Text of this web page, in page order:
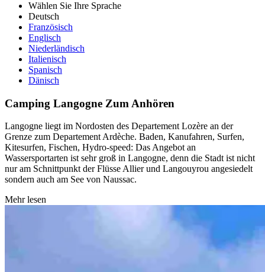
Wählen Sie Ihre Sprache
Deutsch
Französisch
Englisch
Niederländisch
Italienisch
Spanisch
Dänisch
Camping Langogne Zum Anhören
Langogne liegt im Nordosten des Departement Lozère an der
Grenze zum Departement Ardèche. Baden, Kanufahren, Surfen,
Kitesurfen, Fischen, Hydro-speed: Das Angebot an
Wassersportarten ist sehr groß in Langogne, denn die Stadt ist nicht
nur am Schnittpunkt der Flüsse Allier und Langouyrou angesiedelt
sondern auch am See von Naussac.
Mehr lesen